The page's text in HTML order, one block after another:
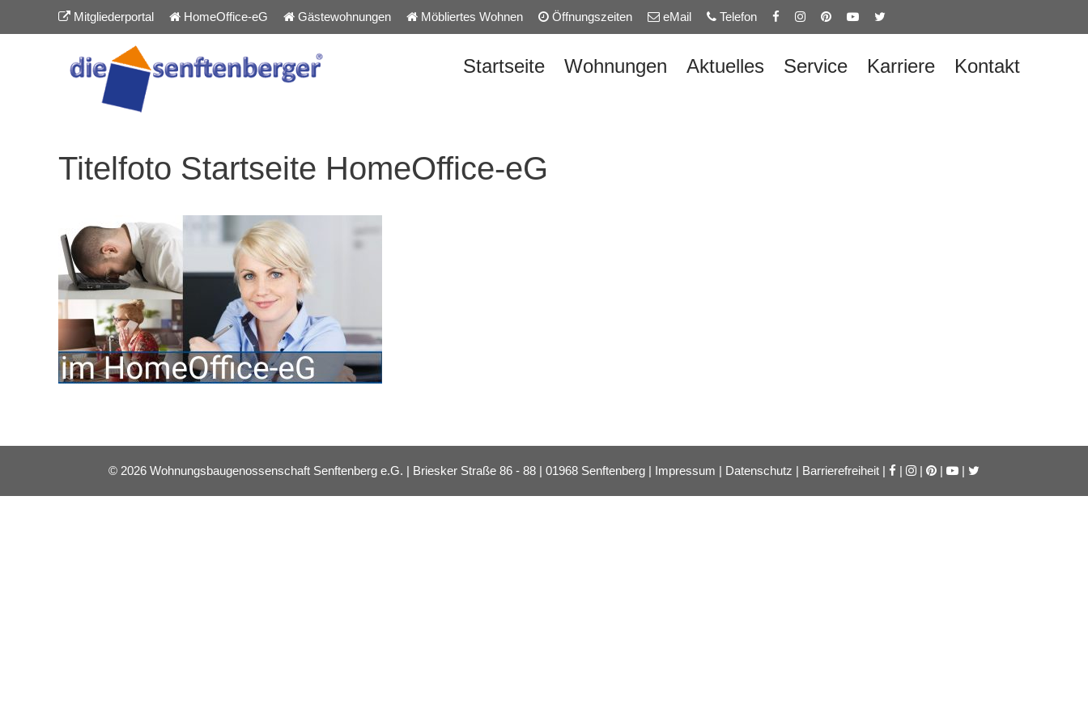
Mitgliederportal HomeOffice-eG Gästewohnungen Möbliertes Wohnen Öffnungszeiten eMail Telefon
Startseite Wohnungen Aktuelles Service Karriere Kontakt
Titelfoto Startseite HomeOffice-eG
© 2026 Wohnungsbaugenossenschaft Senftenberg e.G. | Briesker Straße 86 - 88 | 01968 Senftenberg | Impressum | Datenschutz | Barrierefreiheit | | | | |